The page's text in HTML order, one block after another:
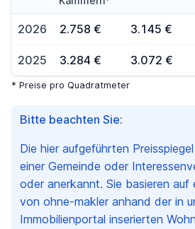
Bitte beachten Sie:
Die hier aufgeführten
einer Gemeinde oder
oder anerkannt. Sie basieren auf
von ohne-makler anhand der in
Immobilienportal inserierten
2026 2.758 € 3.145 €
2025 3.284 € 3.072 €
* Preise pro Quadratmeter